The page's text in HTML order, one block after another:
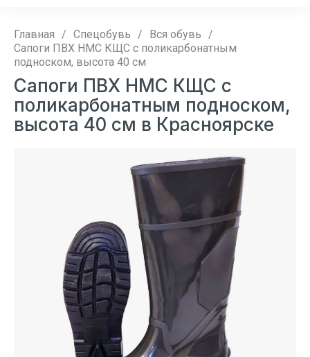
Главная / Спецобувь / Вся обувь /
Сапоги ПВХ НМС КЩС с поликарбонатным
подноском, высота 40 см
Сапоги ПВХ НМС КЩС с
поликарбонатным подноском,
высота 40 см в Красноярске